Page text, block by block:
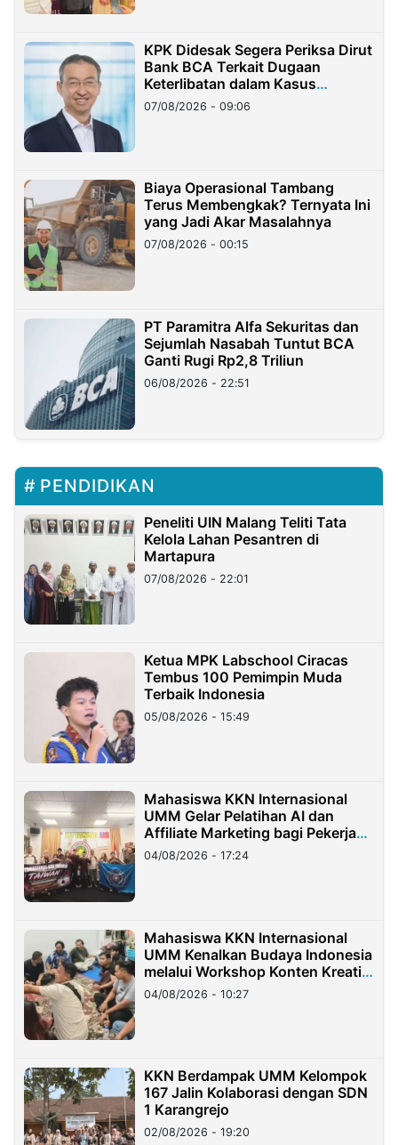
KPK Didesak Segera Periksa Dirut
Bank BCA Terkait Dugaan
Keterlibatan dalam Kasus
Hilangnya Dana Nasabah Rp2,58
Miliar
07/08/2026 - 09:06
Biaya Operasional Tambang
Terus Membengkak? Ternyata Ini
yang Jadi Akar Masalahnya
07/08/2026 - 00:15
PT Paramitra Alfa Sekuritas dan
Sejumlah Nasabah Tuntut BCA
Ganti Rugi Rp2,8 Triliun
06/08/2026 - 22:51
PENDIDIKAN
Peneliti UIN Malang Teliti Tata
Kelola Lahan Pesantren di
Martapura
07/08/2026 - 22:01
Ketua MPK Labschool Ciracas
Tembus 100 Pemimpin Muda
Terbaik Indonesia
05/08/2026 - 15:49
Mahasiswa KKN Internasional
UMM Gelar Pelatihan AI dan
Affiliate Marketing bagi Pekerja
Migran Indonesia di Taiwan
04/08/2026 - 17:24
Mahasiswa KKN Internasional
UMM Kenalkan Budaya Indonesia
melalui Workshop Konten Kreatif
di Taiwan
04/08/2026 - 10:27
KKN Berdampak UMM Kelompok
167 Jalin Kolaborasi dengan SDN
1 Karangrejo
02/08/2026 - 19:20